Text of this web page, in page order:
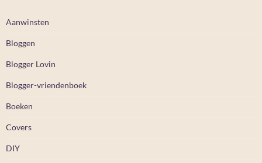
Aanwinsten
Bloggen
Blogger Lovin
Blogger-vriendenboek
Boeken
Covers
DIY